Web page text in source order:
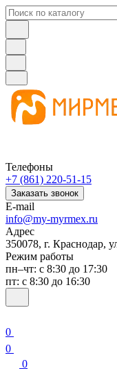
Телефоны
+7 (861) 220-51-15
Заказать звонок
E-mail
info@my-myrmex.ru
Адрес
350078, г. Краснодар,
Режим работы
пн–чт: с 8:30 до 17:30
пт: с 8:30 до 16:30
0
0
0